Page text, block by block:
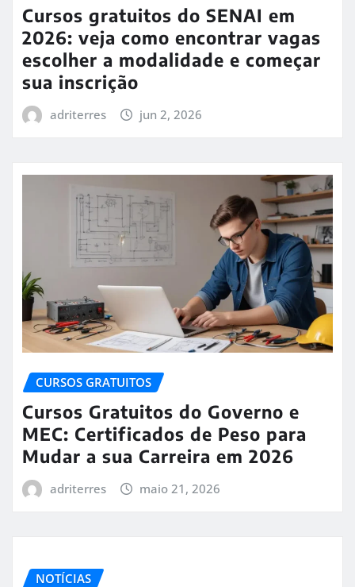
Cursos gratuitos do SENAI em
2026: veja como encontrar vagas
escolher a modalidade e começar
sua inscrição
adriterres jun 2, 2026
CURSOS GRATUITOS
Cursos Gratuitos do Governo e
MEC: Certificados de Peso para
Mudar a sua Carreira em 2026
adriterres maio 21, 2026
NOTÍCIAS